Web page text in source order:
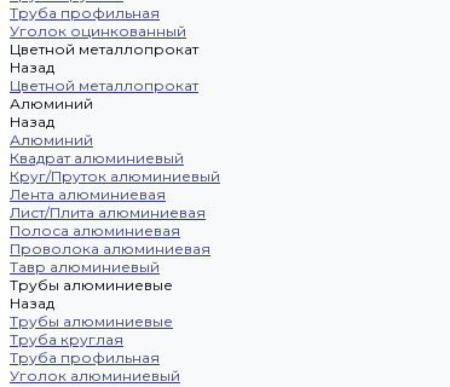
Труба профильная
Уголок оцинкованный
Цветной металлопрокат
Назад
Цветной металлопрокат
Алюминий
Назад
Алюминий
Квадрат алюминиевый
Круг/Пруток алюминиевый
Лента алюминиевая
Лист/Плита алюминиевая
Полоса алюминиевая
Проволока алюминиевая
Тавр алюминиевый
Трубы алюминиевые
Назад
Трубы алюминиевые
Труба круглая
Труба профильная
Уголок алюминиевый